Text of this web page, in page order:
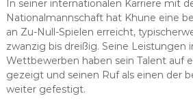
In seiner internationalen Karriere mit
Nationalmannschaft hat Khune eine
an Zu-Null-Spielen erreicht,
zwanzig bis dreißig. Seine Leistungen
Wettbewerben haben sein Talent auf
gezeigt und seinen Ruf als einen der
weiter gefestigt.